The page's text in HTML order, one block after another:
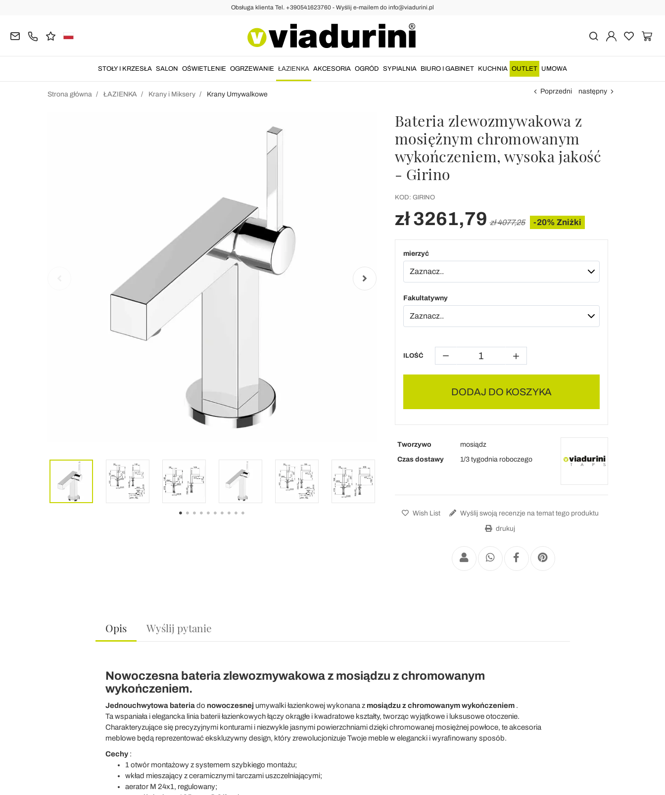
Obsługa klienta Tel. +390541623760 - Wyślij e-mailem do info@viadurini.pl
STOŁY I KRZESŁA SALON OŚWIETLENIE OGRZEWANIE ŁAZIENKA AKCESORIA OGRÓD SYPIALNIA BIURO I GABINET KUCHNIA OUTLET UMOWA
Strona główna ŁAZIENKA Krany i Miksery Krany Umywalkowe Poprzedni następny
Bateria zlewozmywakowa z
mosiężnym chromowanym
wykończeniem, wysoka jakość
- Girino
KOD: GIRINO
zł 3261,79 zł 4077,25 -20% Zniżki
mierzyć
Fakultatywny
ILOŚĆ
DODAJ DO KOSZYKA
Tworzywo
mosiądz
Czas dostawy
1/3 tygodnia roboczego
Wish List Wyślij swoją recenzje na temat tego produktu
drukuj
Opis Wyślij pytanie
Nowoczesna bateria zlewozmywakowa z mosiądzu z chromowanym
wykończeniem.
Jednouchwytowa bateriado nowoczesnej umywalki łazienkowej wykonana z mosiądzu z chromowanym wykończeniem.
Ta wspaniała i elegancka linia baterii łazienkowych łączy okrągłe i kwadratowe kształty, tworząc wyjątkowe i luksusowe otoczenie.
Charakteryzujące się precyzyjnymi konturami i niezwykle jasnymi powierzchniami dzięki chromowanej mosiężnej powłoce, te akcesoria
meblowe będą reprezentować ekskluzywny design, który zrewolucjonizuje Twoje meble w elegancki i wyrafinowany sposób.
Cechy:
1 otwór montażowy z systemem szybkiego montażu;
wkład mieszający z ceramicznymi tarczami uszczelniającymi;
aerator M 24x1, regulowany;